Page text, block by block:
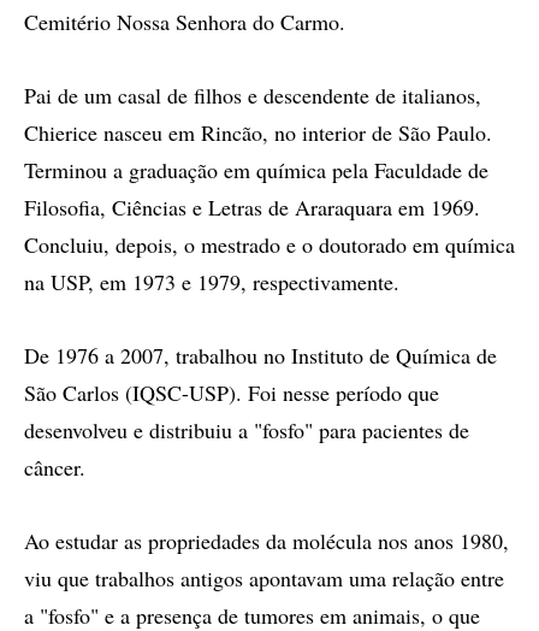
Cemitério Nossa Senhora do Carmo.
Pai de um casal de filhos e descendente de italianos,
Chierice nasceu em Rincão, no interior de São Paulo.
Terminou a graduação em química pela Faculdade de
Filosofia, Ciências e Letras de Araraquara em 1969.
Concluiu, depois, o mestrado e o doutorado em química
na USP, em 1973 e 1979, respectivamente.
De 1976 a 2007, trabalhou no Instituto de Química de
São Carlos (IQSC-USP). Foi nesse período que
desenvolveu e distribuiu a "fosfo" para pacientes de
câncer.
Ao estudar as propriedades da molécula nos anos 1980,
viu que trabalhos antigos apontavam uma relação entre
a "fosfo" e a presença de tumores em animais, o que